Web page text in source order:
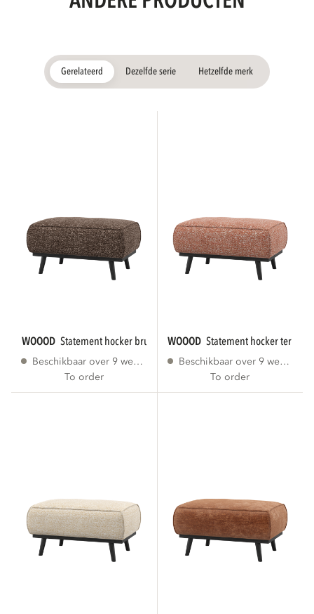
Gerelateerd Dezelfde serie Hetzelfde merk
WOOOD statement hocker bruin melange
Beschikbaar over 9 weken
To order
WOOOD statement hocker terra
Beschikbaar over 9 weken
To order